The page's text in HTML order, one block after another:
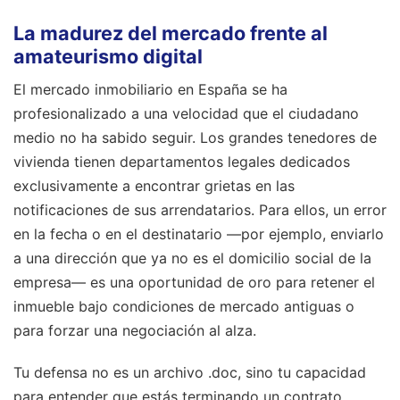
La madurez del mercado frente al
amateurismo digital
El mercado inmobiliario en España se ha
profesionalizado a una velocidad que el ciudadano
medio no ha sabido seguir. Los grandes tenedores de
vivienda tienen departamentos legales dedicados
exclusivamente a encontrar grietas en las
notificaciones de sus arrendatarios. Para ellos, un error
en la fecha o en el destinatario —por ejemplo, enviarlo
a una dirección que ya no es el domicilio social de la
empresa— es una oportunidad de oro para retener el
inmueble bajo condiciones de mercado antiguas o
para forzar una negociación al alza.
Tu defensa no es un archivo .doc, sino tu capacidad
para entender que estás terminando un contrato